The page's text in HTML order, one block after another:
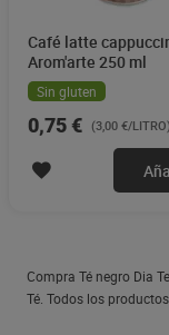
Café latte
Arom'arte 250 ml
Sin gluten
0,75 € (3,00 €/LITRO)
Compra Té negro Dia
Té. Todos los